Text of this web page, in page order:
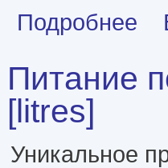
Подробнее о
Питание
[litres]
Уникальное